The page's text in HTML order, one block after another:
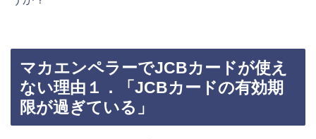
マカエンペラーでJCBカードが使え
ない理由１．「JCBカードの有効期
限が過ぎている」